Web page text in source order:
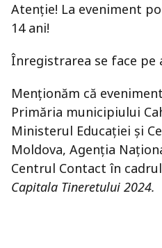
Atenție! La eveniment
14 ani!
Înregistrarea se face pe
Menționăm că
Primăria municipiului
Ministerul Educației și
Moldova, Agenția
Centrul Contact în
Capitala Tineretului 2024.